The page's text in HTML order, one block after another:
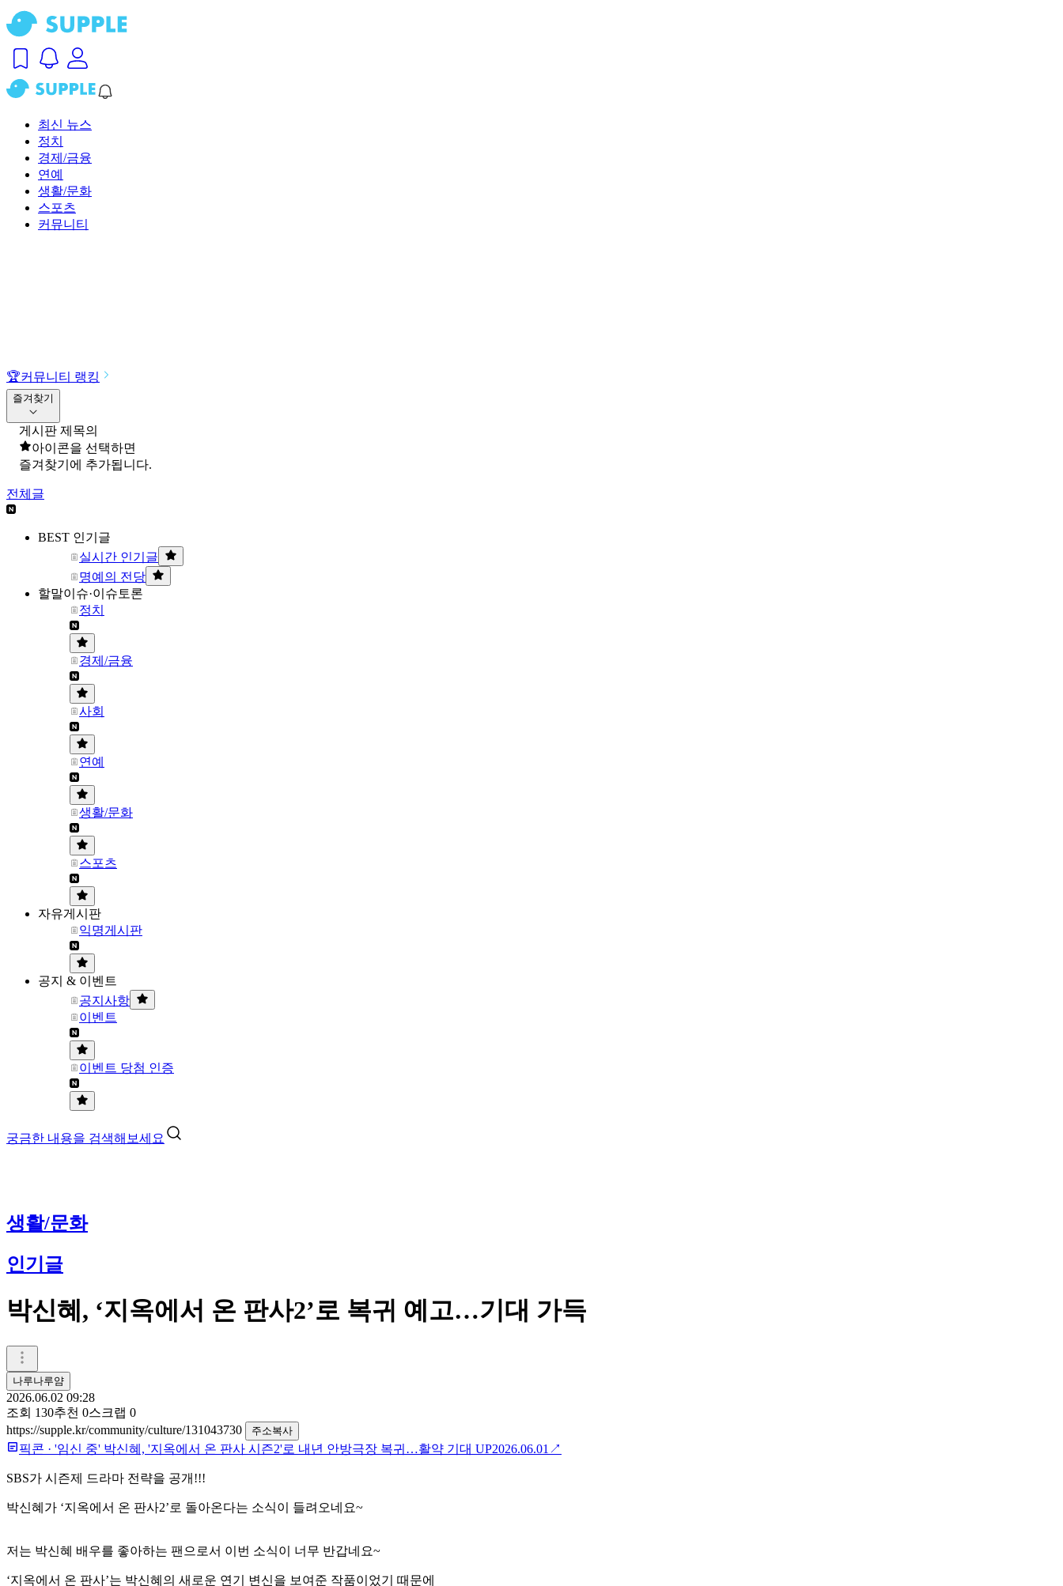
최신 뉴스
정치
경제/금융
연예
생활/문화
스포츠
커뮤니티
🏆커뮤니티 랭킹
즐겨찾기
게시판 제목의
아이콘을 선택하면
즐겨찾기에 추가됩니다.
전체글
BEST 인기글
실시간 인기글
명예의 전당
할말이슈·이슈토론
정치
경제/금융
사회
연예
생활/문화
스포츠
자유게시판
익명게시판
공지 & 이벤트
공지사항
이벤트
이벤트 당첨 인증
궁금한 내용을 검색해보세요
생활/문화
인기글
박신혜, ‘지옥에서 온 판사2’로 복귀 예고…기대 가득
나루나루얌
2026.06.02 09:28
조회 130추천 0스크랩 0
https://supple.kr/community/culture/131043730
주소복사
픽콘 · '임신 중' 박신혜, '지옥에서 온 판사 시즌2'로 내년 안방극장 복귀…활약 기대 UP2026.06.01 ↗
SBS가 시즌제 드라마 전략을 공개!!!
박신혜가 ‘지옥에서 온 판사2’로 돌아온다는 소식이 들려오네요~
저는 박신혜 배우를 좋아하는 팬으로서 이번 소식이 너무 반갑네요~
‘지옥에서 온 판사’는 박신혜의 새로운 연기 변신을 보여준 작품이었기 때문에